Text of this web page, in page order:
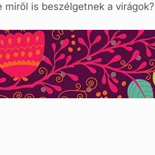
is beszélgetnek a virágok?